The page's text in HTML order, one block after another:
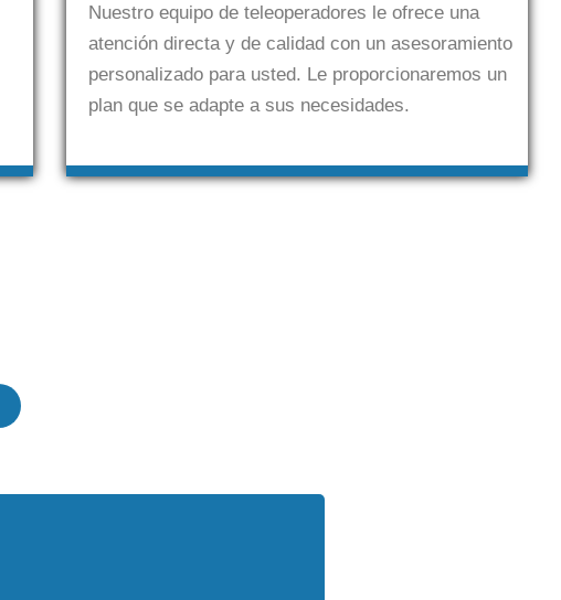
Nuestro equipo de teleoperadores le ofrece una
atención directa y de calidad con un asesoramiento
personalizado para usted. Le proporcionaremos un
plan que se adapte a sus necesidades.